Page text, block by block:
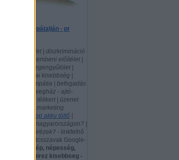
Egy piréz Kárpátalján - pr
politika | közélet | diszkrimináció
| pirézekkel szembeni előítélet |
xenofóbia - idegengyűlölet |
nemzeti, etnikai kisebbség |
előítéletek | empátia | befogadás
| tolerancia | üvegház - ajtó-
ablak gyártás, télikert | üzenet
küldés | mobil marketing
használt laptop akku töltő
hány piréz él magyarországon? |
hol laknak a pirézek? - linkfelhő
- szófelhő - kulcsszavak Google-
nép, népesség,
népcsoport: pirez kisebbseg -